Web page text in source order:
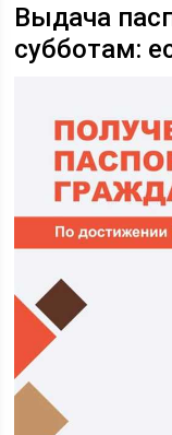
Выдача
субботам: